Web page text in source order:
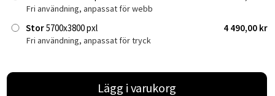
Fri användning, anpassat för webb
Stor5700x3800 pxl 4 490,00 kr
Fri användning, anpassat för tryck
Lägg i varukorg